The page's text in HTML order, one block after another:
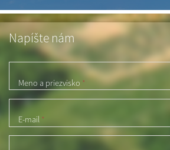
Napíšte nám
Meno a priezvisko *
E-mail *